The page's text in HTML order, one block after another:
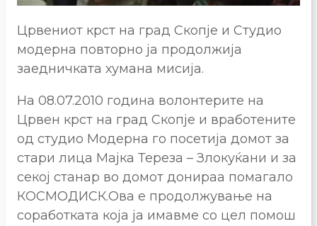
Црвениот крст на град Скопје и Студио
модерна повторно ја продолжија
заедничката хумана мисија.
На 08.07.2010 година волонтерите на
Црвен крст на град Скопје и вработените
од студио Модерна го посетија домот за
стари лица Мајка Тереза – Злокуќани и за
секој станар во домот донираа помагало
КОСМОДИСК.Ова е продолжување на
соработката која ја имавме со цел помош